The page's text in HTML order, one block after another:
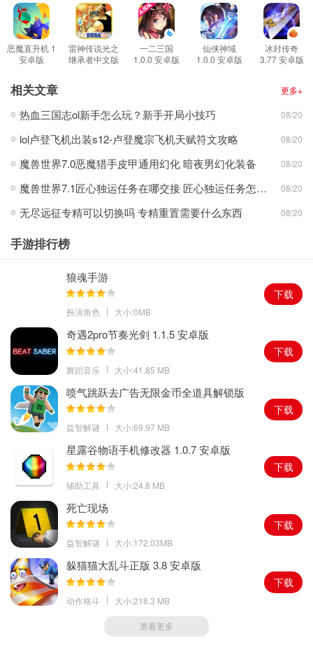
游戏特色
1.三大职业任你选择!战士，道士，法师等等，这些经典角色让每一
名喜欢传奇的朋友，都可以回味到那个时候最为经典有趣的玩法，
这里便是属于你的宝地
2.爽快的战斗手感，利用自己的角色，来闯荡危险的地牢，去获取自
朋友留下深刻的印象
3.激情燃烧的岁月等待着你的重温!兄弟们，还记得那些年征战沙
场，热血PK的岁月吗?这款原汁原味的传奇单机版，保证能够让每一
名玩家朋友重拾当年的青春热血
游戏亮点
1.有着大量的福利好礼可让玩家获取，并且只需要挂机就可以进行升
级，彻底解放你的双手，轻松享受传奇带来的乐趣
2.沙城作战，热血沸腾!里面同时还会还原沙城战场，在这里，就是
考验你的能力时刻到了，努力去用自己的角色，热血沸腾的赢下胜
3.一刀满级，刀刀暴击的爽快游戏体验，同时里面有着大量的小怪，
击杀这些小怪将会有大量的极品装备等待着你的获取哦，轻松享受
这一切吧
小编点评
这款传奇获得了相当多玩家的喜好，无论是游戏的质量，还是经典
热血的玩法，都非常值得玩家前来体验
恶魔直升机 1
安卓版
雷神传说光之
继承者中文版
一二三国
1.0.0 安卓版
仙侠神域
1.0.0 安卓版
冰封传奇
3.77 安卓版
相关文章 更多+
热血三国志ol新手怎么玩？新手开局小技巧 08/20
lol卢登飞机出装s12-卢登魔宗飞机天赋符文攻略 08/20
魔兽世界7.0恶魔猎手皮甲通用幻化 暗夜男幻化装备 08/20
魔兽世界7.1匠心独运任务在哪交接 匠心独运任务怎么做 08/20
无尽远征专精可以切换吗 专精重置需要什么东西 08/20
手游排行榜
狼魂手游
扮演角色 大小:0MB
下载
奇遇2pro节奏光剑 1.1.5 安卓版
舞蹈音乐 大小:41.85 MB
下载
喷气跳跃去广告无限金币全道具解锁版
1.2.0 安卓版
益智解谜 大小:69.97 MB
下载
星露谷物语手机修改器 1.0.7 安卓版
辅助工具 大小:24.8 MB
下载
死亡现场
益智解谜 大小:172.03MB
下载
躲猫猫大乱斗正版 3.8 安卓版
动作格斗 大小:218.3 MB
下载
查看更多